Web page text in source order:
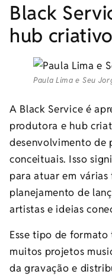
Black
hub criativo
Paula Lima e Seu
A Black Service é
produtora e hub
desenvolvimento de
conceituais. Isso
para atuar em
planejamento de
artistas e ideias
Esse tipo de
muitos projetos
da gravação e